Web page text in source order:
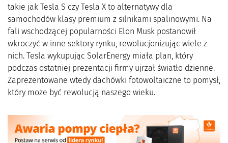
takie jak Tesla S czy Tesla X to alternatywy dla
samochodów klasy premium z silnikami spalinowymi. Na
fali wschodzącej popularności Elon Musk postanowił
wkroczyć w inne sektory rynku, rewolucjonizując wiele z
nich. Tesla wykupując SolarEnergy miała plan, który
podczas ostatniej prezentacji firmy ujrzał światło dzienne.
Zaprezentowane wtedy dachówki fotowoltaiczne to pomysł,
który może być rewolucją naszego wieku.